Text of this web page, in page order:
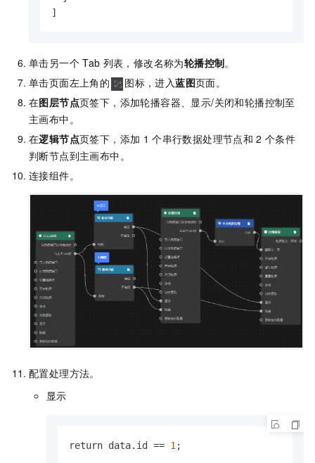
]
单击另一个 Tab 列表，修改名称为轮播控制。
单击页面左上角的
图标，进入蓝图页面。
在图层节点页签下，添加轮播容器、显示/关闭和轮播控制至
主画布中。
在逻辑节点页签下，添加 1 个串行数据处理节点和 2 个条件
判断节点到主画布中。
连接组件。
配置处理方法。
显示
return data.id == 1 ;